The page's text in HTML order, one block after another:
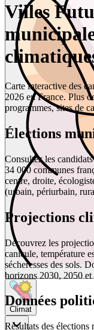
Climat
Villes
Carte interactive des
2026 en France. Plus
programmes, sites de
Élections
Consultez les
34 000 communes
centre, droite,
(urbain, périurbain,
Projections
Découvrez les
canicule, température
sécheresses des sols.
horizons 2030, 2050 et
Données
Résultats des